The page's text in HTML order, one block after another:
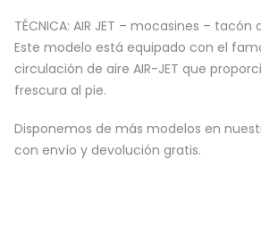
TÉCNICA: AIR JET – mocasines – tacón
Este modelo está equipado con el
circulación de aire AIR-JET que
frescura al pie.
Disponemos de más modelos en
con envío y devolución gratis.